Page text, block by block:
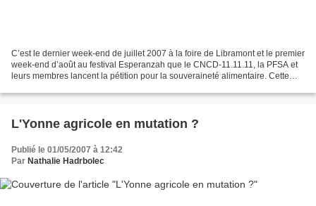
C’est le dernier week-end de juillet 2007 à la foire de Libramont et le premier
week-end d’août au festival Esperanzah que le CNCD-11.11.11, la PFSA et
leurs membres lancent la pétition pour la souveraineté alimentaire. Cette
L'Yonne agricole en mutation ?
Publié le 01/05/2007 à 12:42
Par Nathalie Hadrbolec